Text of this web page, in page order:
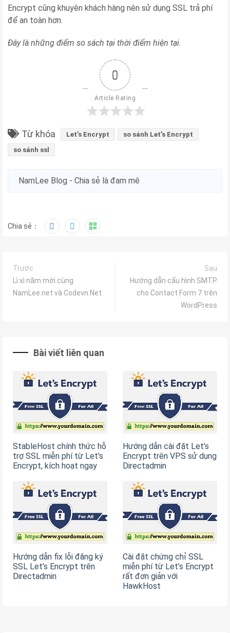
Encrypt cũng khuyên khách hàng nên sử dụng SSL trả phí
để an toàn hơn.
Đây là những điểm so sách tại thời điểm hiện tại.
0
Article Rating
Từ khóa Let’s Encrypt
so sánh Let’s Encrypt
so sánh ssl
NamLee Blog - Chia sẻ là đam mê
Chia sẻ：
Trước
Lì xì năm mới cùng
NamLee.net và Codevn.Net
Sau
Hướng dẫn cấu hình SMTP
cho Contact Form 7 trên
WordPress
Bài viết liên quan
StableHost chính thức hỗ
trợ SSL miễn phí từ Let’s
Encrypt, kích hoạt ngay
Hướng dẫn cài đặt Let’s
Encrypt trên VPS sử dụng
Directadmin
Hướng dẫn fix lỗi đăng ký
SSL Let’s Encrypt trên
Directadmin
Cài đặt chứng chỉ SSL
miễn phí từ Let’s Encrypt
rất đơn giản với
HawkHost